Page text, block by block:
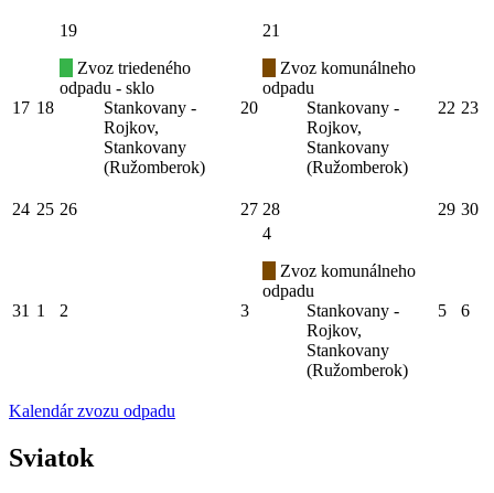
17 18
19
Zvoz triedeného
odpadu - sklo
Stankovany -
Rojkov,
Stankovany
(Ružomberok)
20
21
Zvoz komunálneho
odpadu
Stankovany -
Rojkov,
Stankovany
(Ružomberok)
22 23
24 25 26 27 28 29 30
31 1 2 3
4
Zvoz komunálneho
odpadu
Stankovany -
Rojkov,
Stankovany
(Ružomberok)
5 6
Kalendár zvozu odpadu
Sviatok